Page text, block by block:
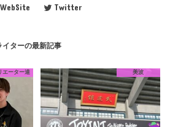
WebSite Twitter
イターの最新記事
エーター達 美波